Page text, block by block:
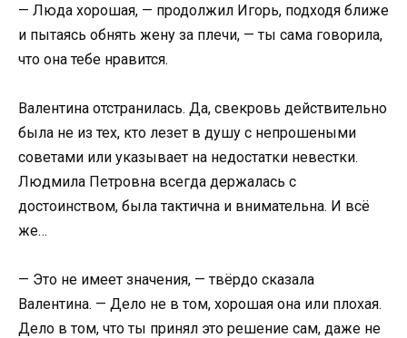
— Люда хорошая, — продолжил Игорь, подходя ближе
и пытаясь обнять жену за плечи, — ты сама говорила,
что она тебе нравится.
Валентина отстранилась. Да, свекровь действительно
была не из тех, кто лезет в душу с непрошеными
советами или указывает на недостатки невестки.
Людмила Петровна всегда держалась с
достоинством, была тактична и внимательна. И всё
же…
— Это не имеет значения, — твёрдо сказала
Валентина. — Дело не в том, хорошая она или плохая.
Дело в том, что ты принял это решение сам, даже не